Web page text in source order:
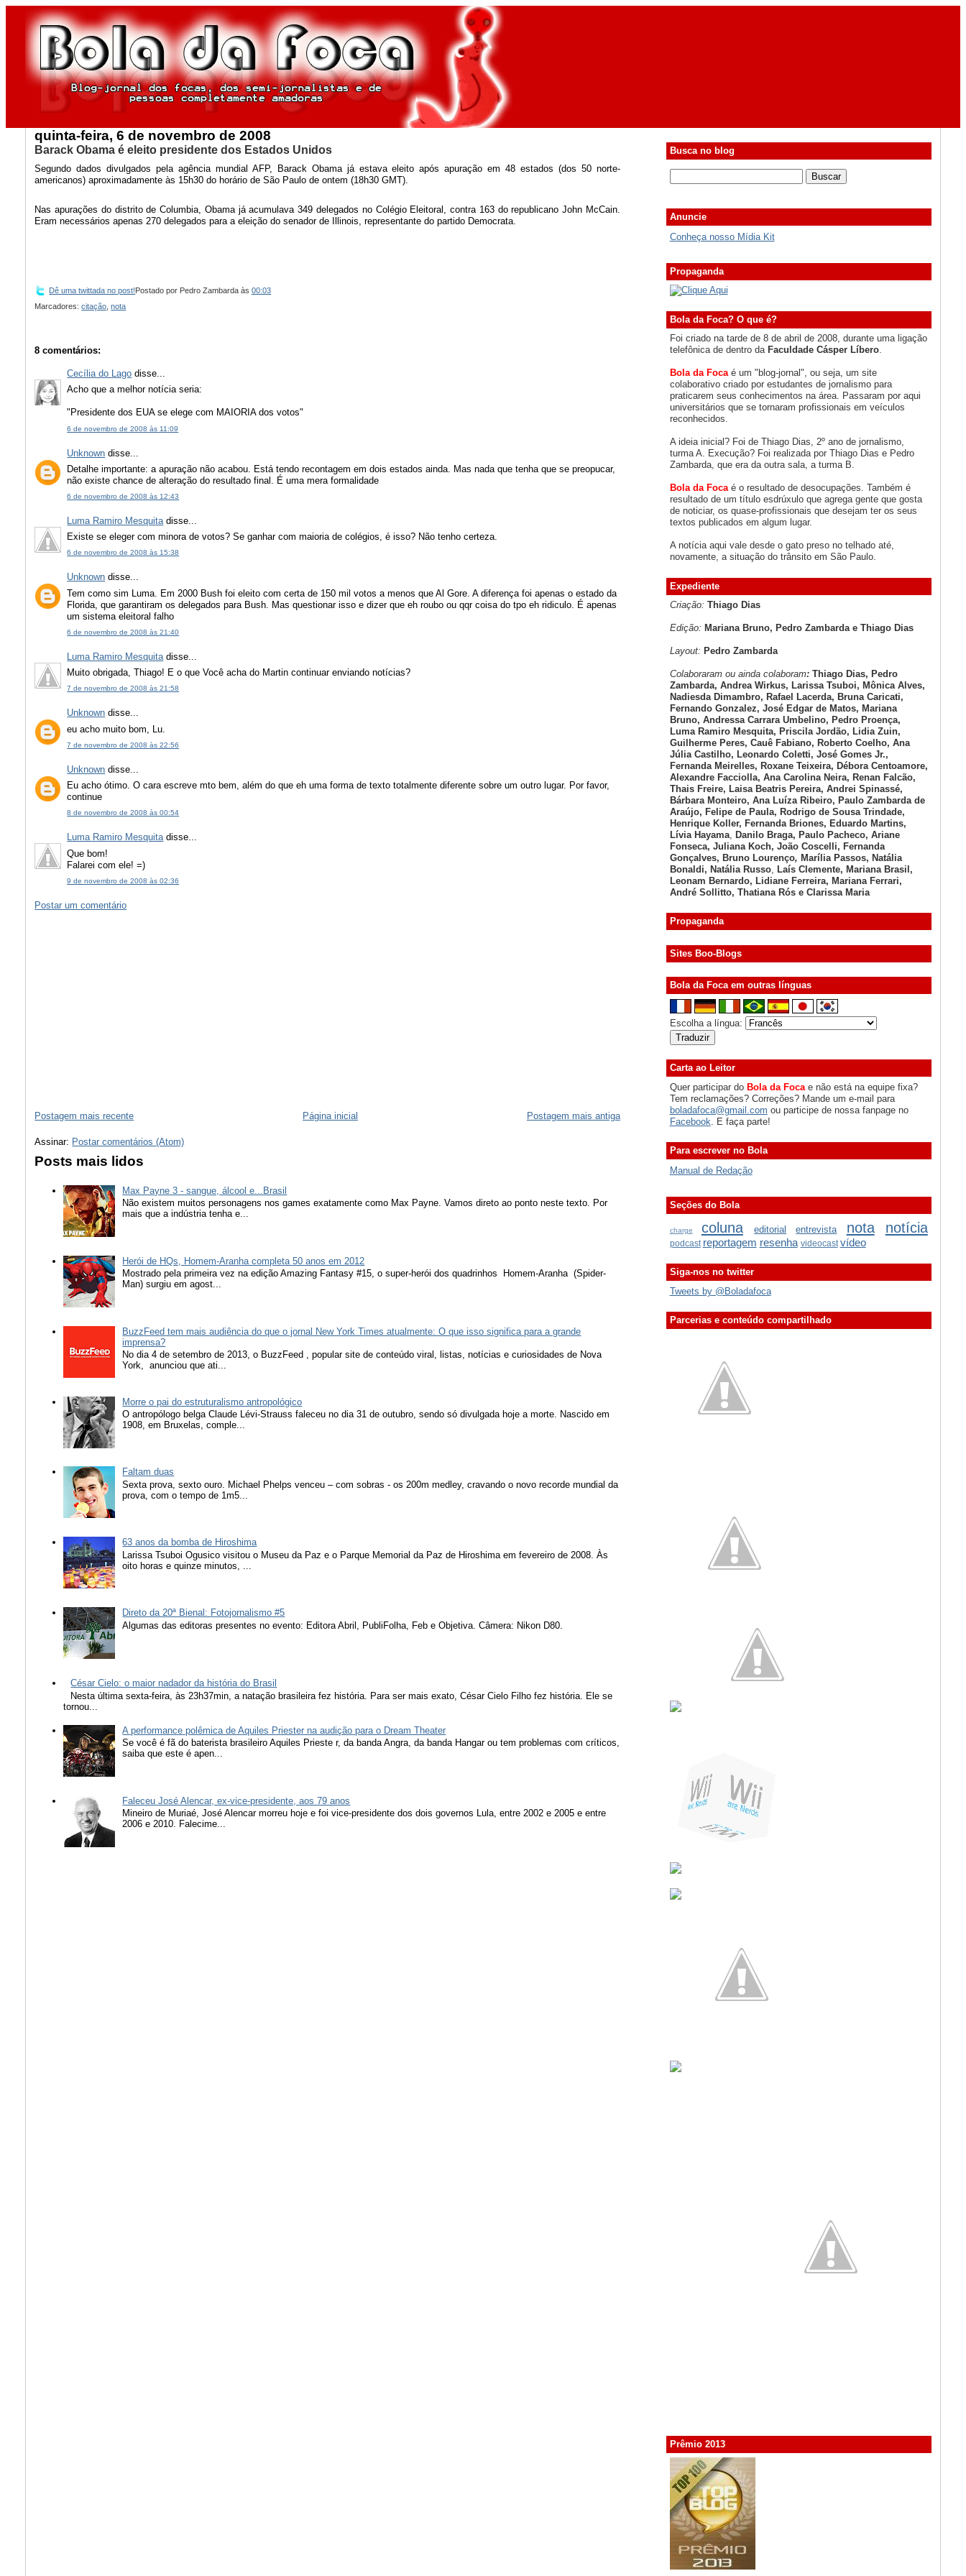
quinta-feira, 6 de novembro de 2008
Barack Obama é eleito presidente dos Estados Unidos
Segundo dados divulgados pela agência mundial AFP, Barack Obama já estava eleito após apuração em 48 estados (dos 50 norte-
americanos) aproximadamente às 15h30 do horário de São Paulo de ontem (18h30 GMT).
Nas apurações do distrito de Columbia, Obama já acumulava 349 delegados no Colégio Eleitoral, contra 163 do republicano John McCain.
Eram necessários apenas 270 delegados para a eleição do senador de Illinois, representante do partido Democrata.
Dê uma twittada no post!Postado por Pedro Zambarda às00:03
Marcadores:citação ,nota
8 comentários:
Cecília do Lago disse...
Acho que a melhor notícia seria:
"Presidente dos EUA se elege com MAIORIA dos votos"
6 de novembro de 2008 às 11:09
Unknown disse...
Detalhe importante: a apuração não acabou. Está tendo recontagem em dois estados ainda. Mas nada que tenha que se preopucar,
não existe chance de alteração do resultado final. É uma mera formalidade
6 de novembro de 2008 às 12:43
Luma Ramiro Mesquita disse...
Existe se eleger com minora de votos? Se ganhar com maioria de colégios, é isso? Não tenho certeza.
6 de novembro de 2008 às 15:38
Unknown disse...
Tem como sim Luma. Em 2000 Bush foi eleito com certa de 150 mil votos a menos que Al Gore. A diferença foi apenas o estado da
Florida, que garantiram os delegados para Bush. Mas questionar isso e dizer que eh roubo ou qqr coisa do tpo eh ridiculo. É apenas
um sistema eleitoral falho
6 de novembro de 2008 às 21:40
Luma Ramiro Mesquita disse...
Muito obrigada, Thiago! E o que Você acha do Martin continuar enviando notícias?
7 de novembro de 2008 às 21:58
Unknown disse...
eu acho muito bom, Lu.
7 de novembro de 2008 às 22:56
Unknown disse...
Eu acho ótimo. O cara escreve mto bem, além do que eh uma forma de texto totalmente diferente sobre um outro lugar. Por favor,
continue
8 de novembro de 2008 às 00:54
Luma Ramiro Mesquitadisse...
Que bom!
Falarei com ele! =)
9 de novembro de 2008 às 02:36
Postar um comentário
Postagem mais recente Postagem mais antiga
Página inicial
Assinar: Postar comentários (Atom)
Posts mais lidos
Max Payne 3 - sangue, álcool e...Brasil
Não existem muitos personagens nos games exatamente como Max Payne. Vamos direto ao ponto neste texto. Por
mais que a indústria tenha e...
Herói de HQs, Homem-Aranha completa 50 anos em 2012
Mostrado pela primeira vez na edição Amazing Fantasy #15, o super-herói dos quadrinhos Homem-Aranha (Spider-
Man) surgiu em agost...
BuzzFeed tem mais audiência do que o jornal New York Times atualmente: O que isso significa para a grande
imprensa?
No dia 4 de setembro de 2013, o BuzzFeed , popular site de conteúdo viral, listas, notícias e curiosidades de Nova
York, anunciou que ati...
Morre o pai do estruturalismo antropológico
O antropólogo belga Claude Lévi-Strauss faleceu no dia 31 de outubro, sendo só divulgada hoje a morte. Nascido em
1908, em Bruxelas, comple...
Faltam duas
Sexta prova, sexto ouro. Michael Phelps venceu – com sobras - os 200m medley, cravando o novo recorde mundial da
prova, com o tempo de 1m5...
63 anos da bomba de Hiroshima
Larissa Tsuboi Ogusico visitou o Museu da Paz e o Parque Memorial da Paz de Hiroshima em fevereiro de 2008. Às
oito horas e quinze minutos, ...
Direto da 20ª Bienal: Fotojornalismo #5
Algumas das editoras presentes no evento: Editora Abril, PubliFolha, Feb e Objetiva. Câmera: Nikon D80.
César Cielo: o maior nadador da história do Brasil
Nesta última sexta-feira, às 23h37min, a natação brasileira fez história. Para ser mais exato, César Cielo Filho fez história. Ele se
tornou...
A performance polêmica de Aquiles Priester na audição para o Dream Theater
Se você é fã do baterista brasileiro Aquiles Prieste r, da banda Angra, da banda Hangar ou tem problemas com críticos,
saiba que este é apen...
Faleceu José Alencar, ex-vice-presidente, aos 79 anos
Mineiro de Muriaé, José Alencar morreu hoje e foi vice-presidente dos dois governos Lula, entre 2002 e 2005 e entre
2006 e 2010. Falecime...
Busca no blog
Anuncie
Conheça nosso Mídia Kit
Propaganda
Bola da Foca? O que é?
Foi criado na tarde de 8 de abril de 2008, durante uma ligação
telefônica de dentro da Faculdade Cásper Líbero.
Bola da Foca é um "blog-jornal", ou seja, um site
colaborativo criado por estudantes de jornalismo para
praticarem seus conhecimentos na área. Passaram por aqui
universitários que se tornaram profissionais em veículos
reconhecidos.
A ideia inicial? Foi de Thiago Dias, 2º ano de jornalismo,
turma A. Execução? Foi realizada por Thiago Dias e Pedro
Zambarda, que era da outra sala, a turma B.
Bola da Focaé o resultado de desocupações. Também é
resultado de um título esdrúxulo que agrega gente que gosta
de noticiar, os quase-profissionais que desejam ter os seus
textos publicados em algum lugar.
A notícia aqui vale desde o gato preso no telhado até,
novamente, a situação do trânsito em São Paulo.
Expediente
Criação: Thiago Dias
Edição: Mariana Bruno, Pedro Zambarda e Thiago Dias
Layout: Pedro Zambarda
Colaboraram ou ainda colaboram: Thiago Dias, Pedro
Zambarda, Andrea Wirkus, Larissa Tsuboi, Mônica Alves,
Nadiesda Dimambro, Rafael Lacerda, Bruna Caricati,
Fernando Gonzalez, José Edgar de Matos, Mariana
Bruno, Andressa Carrara Umbelino, Pedro Proença,
Luma Ramiro Mesquita, Priscila Jordão, Lidia Zuin,
Guilherme Peres, Cauê Fabiano, Roberto Coelho, Ana
Júlia Castilho, Leonardo Coletti, José Gomes Jr.,
Fernanda Meirelles, Roxane Teixeira, Débora Centoamore,
Alexandre Facciolla, Ana Carolina Neira, Renan Falcão,
Thais Freire, Laisa Beatris Pereira, Andrei Spinassé,
Bárbara Monteiro, Ana Luíza Ribeiro, Paulo Zambarda de
Araújo, Felipe de Paula, Rodrigo de Sousa Trindade,
Henrique Koller, Fernanda Briones, Eduardo Martins,
Lívia Hayama, Danilo Braga, Paulo Pacheco, Ariane
Fonseca, Juliana Koch, João Coscelli, Fernanda
Gonçalves, Bruno Lourenço, Marília Passos, Natália
Bonaldi, Natália Russo, Laís Clemente, Mariana Brasil,
Leonam Bernardo, Lidiane Ferreira, Mariana Ferrari,
André Sollitto, Thatiana Rós e Clarissa Maria
Propaganda
Sites Boo-Blogs
Bola da Foca em outras línguas
Escolha a língua:
Carta ao Leitor
Quer participar do Bola da Focae não está na equipe fixa?
Tem reclamações? Correções? Mande um e-mail para
boladafoca@gmail.com ou participe de nossa fanpage no
Facebook . E faça parte!
Para escrever no Bola
Manual de Redação
Seções do Bola
charge coluna editorial entrevista nota notícia
podcast reportagem resenha videocast vídeo
Siga-nos no twitter
Tweets by @Boladafoca
Parcerias e conteúdo compartilhado
Prêmio 2013